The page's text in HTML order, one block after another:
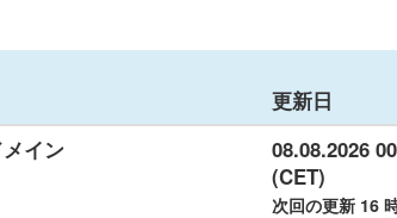
更新日
イン
08.08.2026
(CET)
次回の更新 16